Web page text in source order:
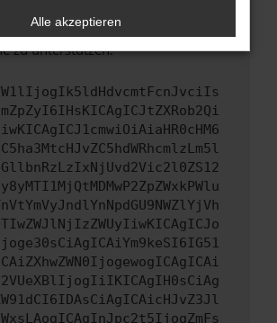
Text schicken, um uns bei der
zu unterstützen:
Alle akzeptieren